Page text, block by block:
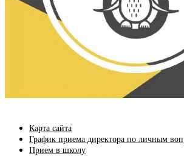
Карта сайта
График приема директора по личным
Прием в школу